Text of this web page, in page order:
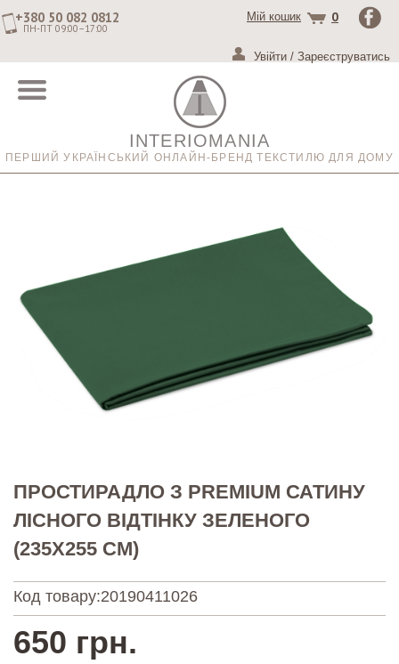
+380 50 082 0812
ПН-ПТ 09:00–17:00
Мій кошик 0
Увійти / Зареєструватись
INTERIOMANIA
ПЕРШИЙ УКРАЇНСЬКИЙ ОНЛАЙН-БРЕНД ТЕКСТИЛЮ ДЛЯ ДОМУ
ПРОСТИРАДЛО З PREMIUM САТИНУ
ЛІСНОГО ВІДТІНКУ ЗЕЛЕНОГО
(235Х255 СМ)
Код товару:20190411026
650 грн.